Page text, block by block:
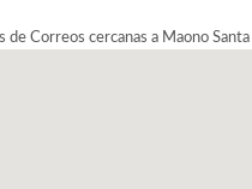
de Correos cercanas a Maono